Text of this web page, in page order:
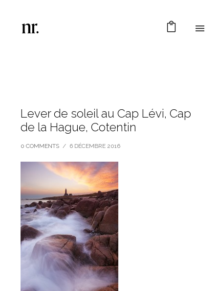
Lever de soleil au Cap Lévi, Cap
de la Hague, Cotentin
0 COMMENTS / 6 DÉCEMBRE 2016